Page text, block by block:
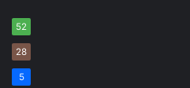
52
28
5